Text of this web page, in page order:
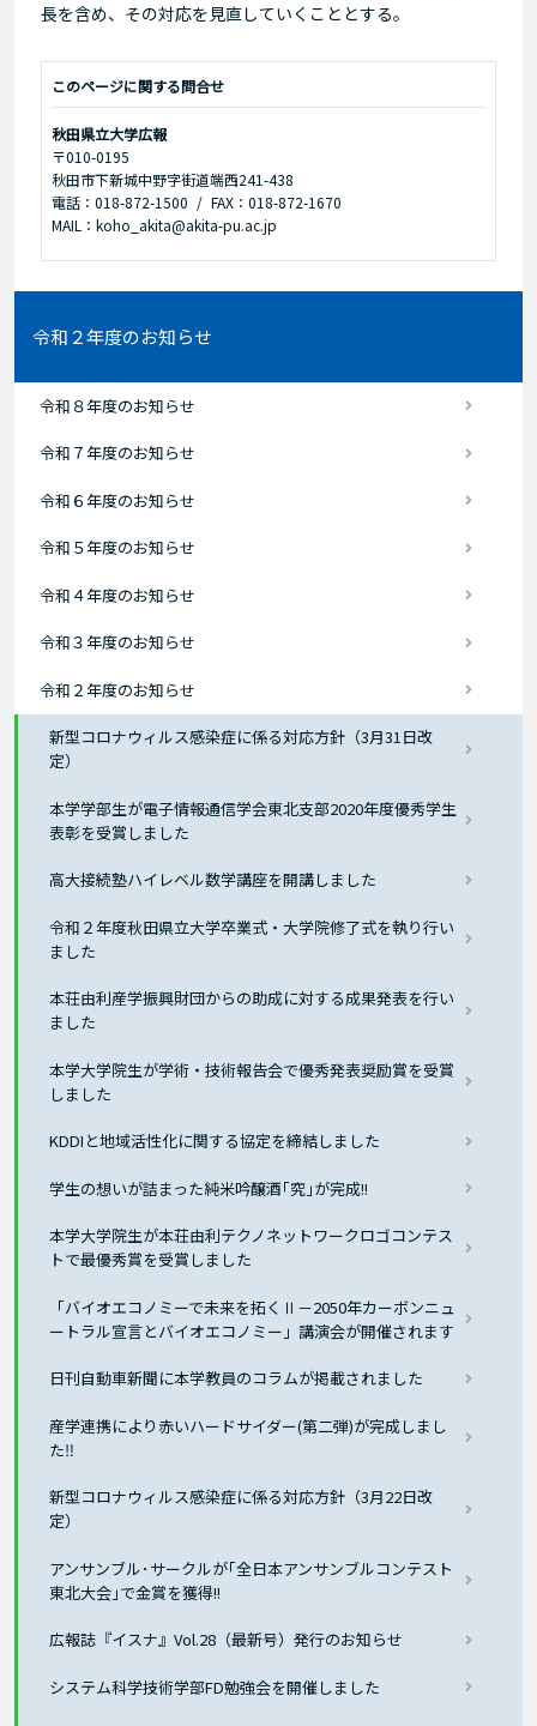
長を含め、その対応を見直していくこととする。
このページに関する問合せ
秋田県立大学広報
〒010-0195
秋田市下新城中野字街道端西241-438
電話：018-872-1500
FAX：018-872-1670
MAIL：koho_akita@akita-pu.ac.jp
令和２年度のお知らせ
令和８年度のお知らせ
令和７年度のお知らせ
令和６年度のお知らせ
令和５年度のお知らせ
令和４年度のお知らせ
令和３年度のお知らせ
令和２年度のお知らせ
新型コロナウィルス感染症に係る対応方針（3月31日改
定）
本学学部生が電子情報通信学会東北支部2020年度優秀学生
表彰を受賞しました
高大接続塾ハイレベル数学講座を開講しました
令和２年度秋田県立大学卒業式・大学院修了式を執り行い
ました
本荘由利産学振興財団からの助成に対する成果発表を行い
ました
本学大学院生が学術・技術報告会で優秀発表奨励賞を受賞
しました
KDDIと地域活性化に関する協定を締結しました
学生の想いが詰まった純米吟醸酒｢究｣が完成!!
本学大学院生が本荘由利テクノネットワークロゴコンテス
トで最優秀賞を受賞しました
「バイオエコノミーで未来を拓くⅡ－2050年カーボンニュ
ートラル宣言とバイオエコノミー」講演会が開催されます
日刊自動車新聞に本学教員のコラムが掲載されました
産学連携により赤いハードサイダー(第二弾)が完成しまし
た‼
新型コロナウィルス感染症に係る対応方針（3月22日改
定）
アンサンブル･サークルが｢全日本アンサンブルコンテスト
東北大会｣で金賞を獲得!!
広報誌『イスナ』Vol.28（最新号）発行のお知らせ
システム科学技術学部FD勉強会を開催しました